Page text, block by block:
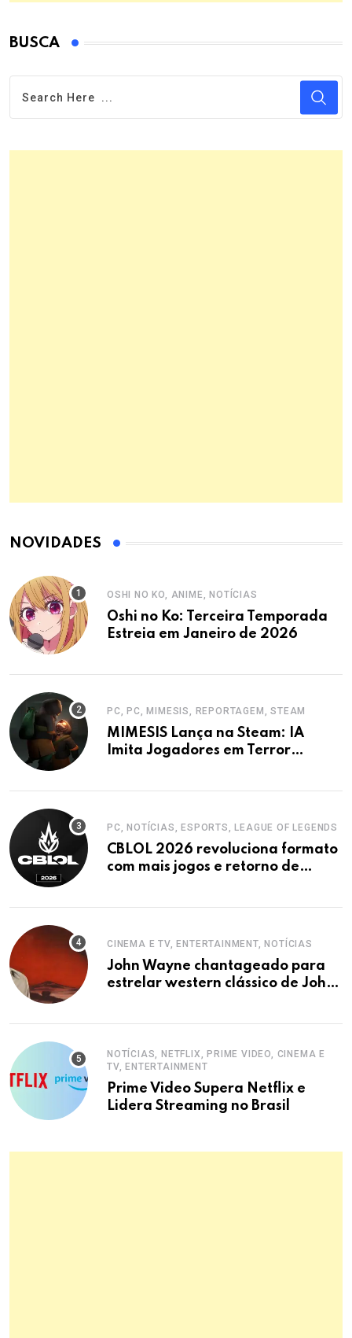
BUSCA
NOVIDADES
OSHI NO KO, ANIME, NOTÍCIAS
Oshi no Ko: Terceira Temporada
Estreia em Janeiro de 2026
PC, PC, MIMESIS, REPORTAGEM, STEAM
MIMESIS Lança na Steam: IA
Imita Jogadores em Terror
PC, NOTÍCIAS, ESPORTS, LEAGUE OF LEGENDS
CBLOL 2026 revoluciona formato
com mais jogos e retorno de
CINEMA E TV, ENTERTAINMENT, NOTÍCIAS
John Wayne chantageado para
estrelar western clássico de John
NOTÍCIAS, NETFLIX, PRIME VIDEO, CINEMA E
TV, ENTERTAINMENT
Prime Video Supera Netflix e
Lidera Streaming no Brasil